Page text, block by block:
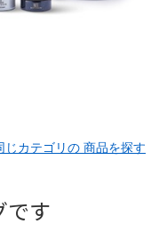
じカテゴリの 商品を探す
です